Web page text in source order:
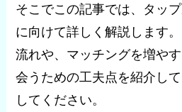
そこでこの記事では、タッ
に向けて詳しく解説します
流れや、マッチングを増や
会うための工夫点を紹介し
してください。